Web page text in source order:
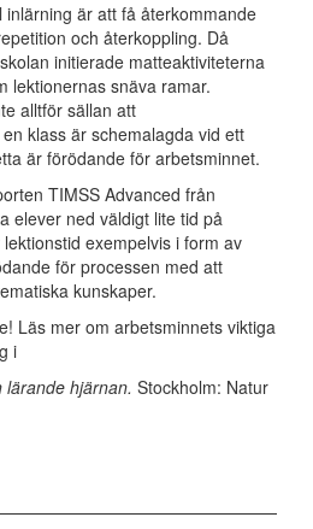
inlärning är att få återkommande
och återkoppling. Då
initierade matteaktiviteterna
lektionernas snäva ramar.
alltför sällan att
klass är schemalagda vid ett
är förödande för arbetsminnet.
TIMSS Advanced från
elever ned väldigt lite tid på
exempelvis i form av
för processen med att
kunskaper.
Läs mer om arbetsminnets viktiga
i
lärande hjärnan. Stockholm: Natur